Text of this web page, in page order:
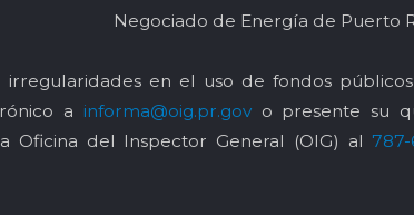
Negociado de Energía de Puerto
irregularidades en el uso de fondos
a informa@oig.pr.govo presente su
Oficina del Inspector General (OIG) al